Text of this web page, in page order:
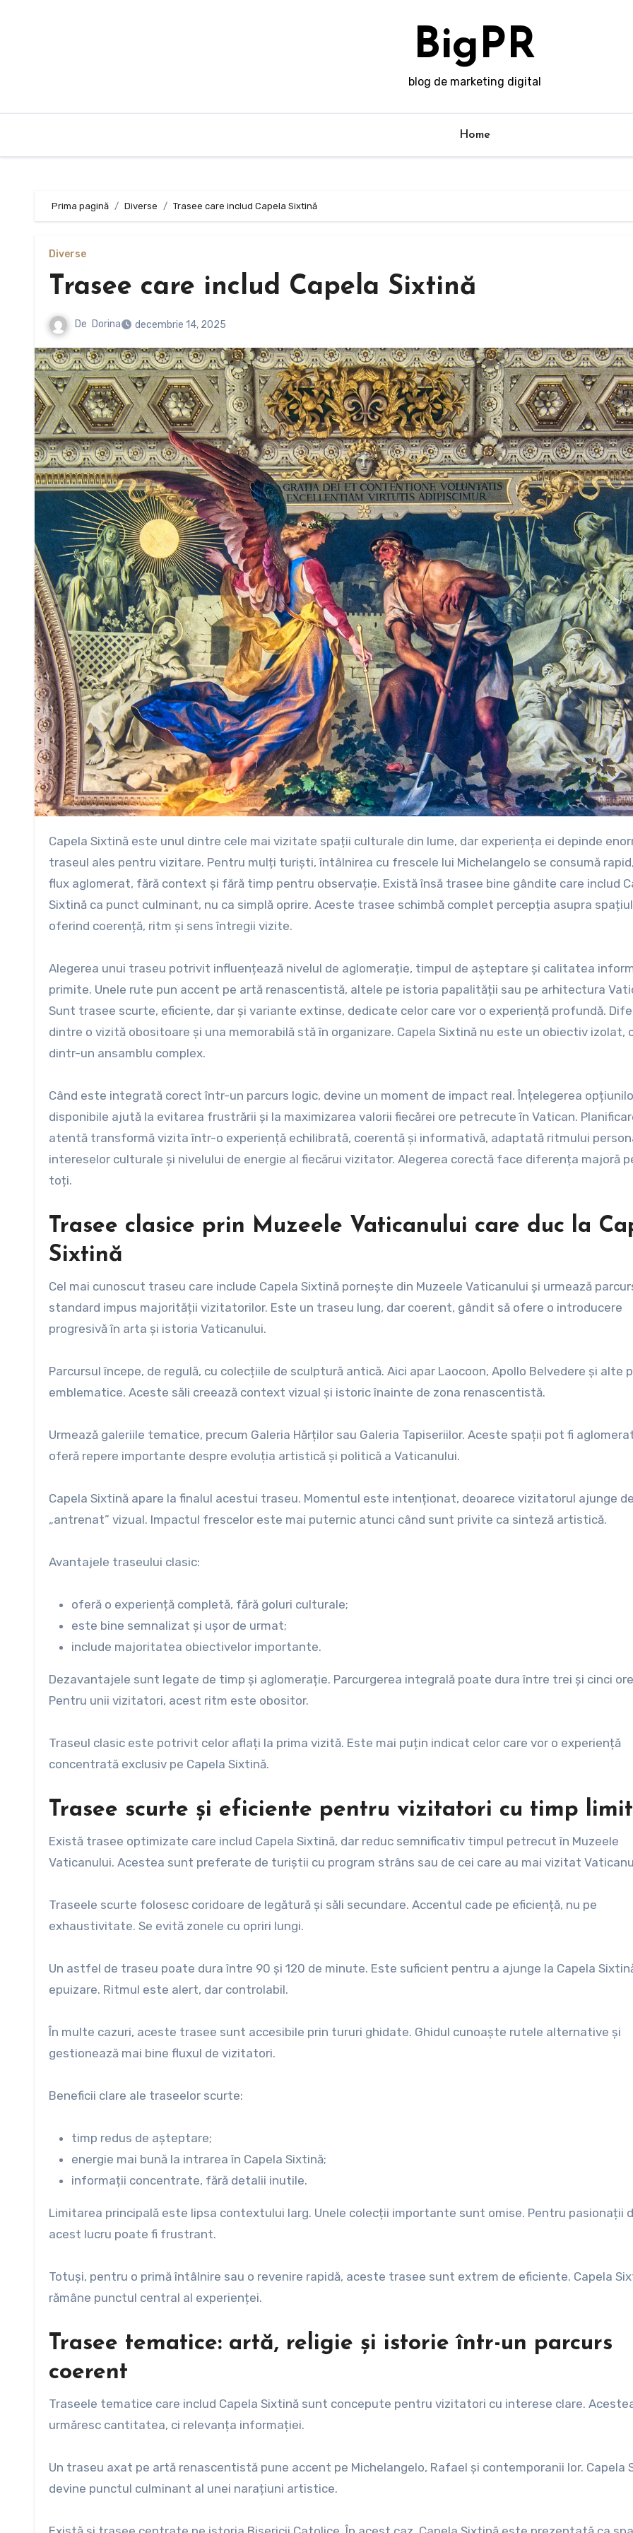
BigPR
blog de marketing digital
Home
Prima pagină Diverse Trasee care includ Capela Sixtină
Diverse
Trasee care includ Capela Sixtină
De Dorina decembrie 14, 2025
Capela Sixtină este unul dintre cele mai vizitate spații culturale din lume, dar experiența ei depinde enorm de
traseul ales pentru vizitare. Pentru mulți turiști, întâlnirea cu frescele lui Michelangelo se consumă
flux aglomerat, fără context și fără timp pentru observație. Există însă trasee bine gândite care includ
Sixtină ca punct culminant, nu ca simplă oprire. Aceste trasee schimbă complet percepția asupra
oferind coerență, ritm și sens întregii vizite.
Alegerea unui traseu potrivit influențează nivelul de aglomerație, timpul de așteptare și calitatea
primite. Unele rute pun accent pe artă renascentistă, altele pe istoria papalității sau pe arhitectura
Sunt trasee scurte, eficiente, dar și variante extinse, dedicate celor care vor o experiență profundă.
dintre o vizită obositoare și una memorabilă stă în organizare. Capela Sixtină nu este un obiectiv izolat,
dintr-un ansamblu complex.
Când este integrată corect într-un parcurs logic, devine un moment de impact real. Înțelegerea
disponibile ajută la evitarea frustrării și la maximizarea valorii fiecărei ore petrecute în Vatican.
atentă transformă vizita într-o experiență echilibrată, coerentă și informativă, adaptată ritmului
intereselor culturale și nivelului de energie al fiecărui vizitator. Alegerea corectă face diferența majoră
toți.
Trasee clasice prin Muzeele Vaticanului care duc la
Sixtină
Cel mai cunoscut traseu care include Capela Sixtină pornește din Muzeele Vaticanului și urmează
standard impus majorității vizitatorilor. Este un traseu lung, dar coerent, gândit să ofere o introducere
progresivă în arta și istoria Vaticanului.
Parcursul începe, de regulă, cu colecțiile de sculptură antică. Aici apar Laocoon, Apollo Belvedere și alte
emblematice. Aceste săli creează context vizual și istoric înainte de zona renascentistă.
Urmează galeriile tematice, precum Galeria Hărților sau Galeria Tapiseriilor. Aceste spații pot fi
oferă repere importante despre evoluția artistică și politică a Vaticanului.
Capela Sixtină apare la finalul acestui traseu. Momentul este intenționat, deoarece vizitatorul ajunge
„antrenat” vizual. Impactul frescelor este mai puternic atunci când sunt privite ca sinteză artistică.
Avantajele traseului clasic:
oferă o experiență completă, fără goluri culturale;
este bine semnalizat și ușor de urmat;
include majoritatea obiectivelor importante.
Dezavantajele sunt legate de timp și aglomerație. Parcurgerea integrală poate dura între trei și cinci
Pentru unii vizitatori, acest ritm este obositor.
Traseul clasic este potrivit celor aflați la prima vizită. Este mai puțin indicat celor care vor o experiență
concentrată exclusiv pe Capela Sixtină.
Trasee scurte și eficiente pentru vizitatori cu timp
Există trasee optimizate care includ Capela Sixtină, dar reduc semnificativ timpul petrecut în Muzeele
Vaticanului. Acestea sunt preferate de turiștii cu program strâns sau de cei care au mai vizitat
Traseele scurte folosesc coridoare de legătură și săli secundare. Accentul cade pe eficiență, nu pe
exhaustivitate. Se evită zonele cu opriri lungi.
Un astfel de traseu poate dura între 90 și 120 de minute. Este suficient pentru a ajunge la Capela
epuizare. Ritmul este alert, dar controlabil.
În multe cazuri, aceste trasee sunt accesibile prin tururi ghidate. Ghidul cunoaște rutele alternative și
gestionează mai bine fluxul de vizitatori.
Beneficii clare ale traseelor scurte:
timp redus de așteptare;
energie mai bună la intrarea în Capela Sixtină;
informații concentrate, fără detalii inutile.
Limitarea principală este lipsa contextului larg. Unele colecții importante sunt omise. Pentru pasionații
acest lucru poate fi frustrant.
Totuși, pentru o primă întâlnire sau o revenire rapidă, aceste trasee sunt extrem de eficiente. Capela
rămâne punctul central al experienței.
Trasee tematice: artă, religie și istorie într-un parcurs
coerent
Traseele tematice care includ Capela Sixtină sunt concepute pentru vizitatori cu interese clare.
urmăresc cantitatea, ci relevanța informației.
Un traseu axat pe artă renascentistă pune accent pe Michelangelo, Rafael și contemporanii lor. Capela
devine punctul culminant al unei narațiuni artistice.